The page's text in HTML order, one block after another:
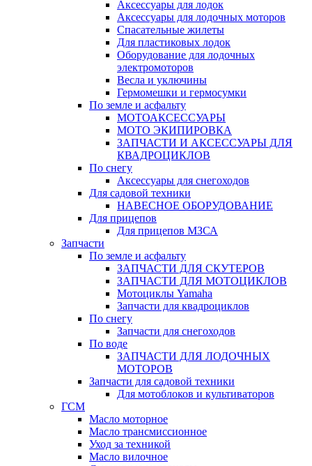
Аксессуары для лодок
Аксессуары для лодочных моторов
Спасательные жилеты
Для пластиковых лодок
Оборудование для лодочных
электромоторов
Весла и уключины
Гермомешки и гермосумки
По земле и асфальту
МОТОАКСЕССУАРЫ
МОТО ЭКИПИРОВКА
ЗАПЧАСТИ И АКСЕССУАРЫ ДЛЯ
КВАДРОЦИКЛОВ
По снегу
Аксессуары для снегоходов
Для садовой техники
НАВЕСНОЕ ОБОРУДОВАНИЕ
Для прицепов
Для прицепов МЗСА
Запчасти
По земле и асфальту
ЗАПЧАСТИ ДЛЯ СКУТЕРОВ
ЗАПЧАСТИ ДЛЯ МОТОЦИКЛОВ
Мотоциклы Yamaha
Запчасти для квадроциклов
По снегу
Запчасти для снегоходов
По воде
ЗАПЧАСТИ ДЛЯ ЛОДОЧНЫХ
МОТОРОВ
Запчасти для садовой техники
Для мотоблоков и культиваторов
ГСМ
Масло моторное
Масло трансмиссионное
Уход за техникой
Масло вилочное